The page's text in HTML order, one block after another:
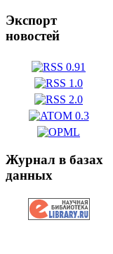
Экспорт
новостей
Журнал в базах
данных